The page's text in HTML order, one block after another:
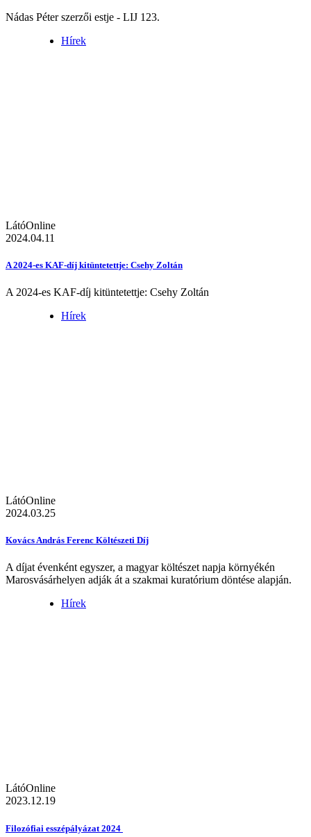
Nádas Péter szerzői estje - LIJ 123.
Hírek
LátóOnline
2024.04.11
A 2024-es KAF-díj kitüntetettje: Csehy Zoltán
A 2024-es KAF-díj kitüntetettje: Csehy Zoltán
Hírek
LátóOnline
2024.03.25
Kovács András Ferenc Költészeti Díj
A díjat évenként egyszer, a magyar költészet napja környékén
Marosvásárhelyen adják át a szakmai kuratórium döntése alapján.
Hírek
LátóOnline
2023.12.19
Filozófiai esszépályázat 2024